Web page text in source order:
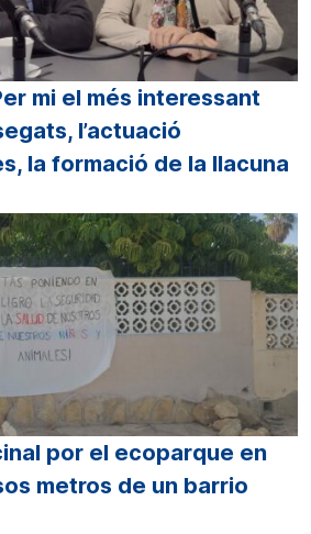
mi el més interessant
l’actuació
la formació de la llacuna
por el ecoparque en
metros de un barrio